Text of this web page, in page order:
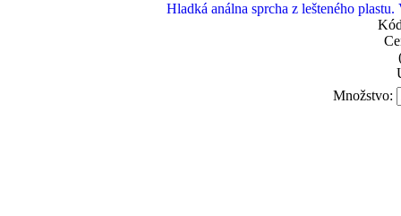
Hladká análna sprcha z lešteného
Množstvo: